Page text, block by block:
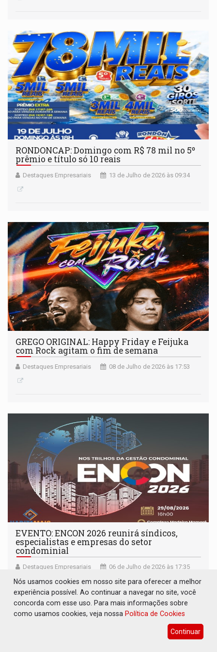
RONDONCAP: Domingo com R$ 78 mil no 5º
prêmio e título só 10 reais
Destaques Empresariais 13 de Julho de 2026 às 09:34
GREGO ORIGINAL: Happy Friday e Feijuka
com Rock agitam o fim de semana
Destaques Empresariais 08 de Julho de 2026 às 17:53
EVENTO: ENCON 2026 reunirá síndicos,
especialistas e empresas do setor
condominial
Destaques Empresariais 06 de Julho de 2026 às 17:35
Nós usamos cookies em nosso site para oferecer a melhor
experiência possível. Ao continuar a navegar no site, você
concorda com esse uso. Para mais informações sobre
como usamos cookies, veja nossa Política de Cookies
Continuar